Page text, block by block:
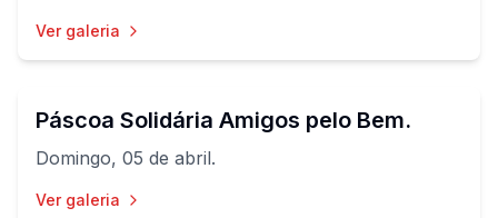
Ver galeria
Páscoa Solidária Amigos pelo Bem.
Domingo, 05 de abril.
Ver galeria